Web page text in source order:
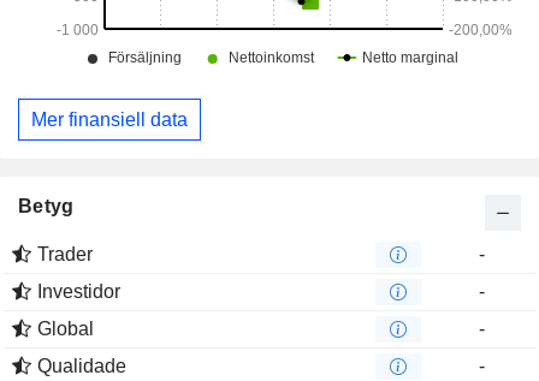
Mer finansiell data
Betyg
Trader
-
Investidor
-
Global
-
Qualidade
-